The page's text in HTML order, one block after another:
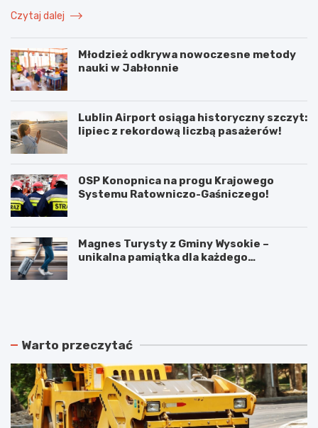
Czytaj dalej
Młodzież odkrywa nowoczesne metody
nauki w Jabłonnie
Lublin Airport osiąga historyczny szczyt:
lipiec z rekordową liczbą pasażerów!
OSP Konopnica na progu Krajowego
Systemu Ratowniczo-Gaśniczego!
Magnes Turysty z Gminy Wysokie –
unikalna pamiątka dla każdego
N
o
k
ł
a
d
P
j
e
p
o
ż
Warto przeczytać